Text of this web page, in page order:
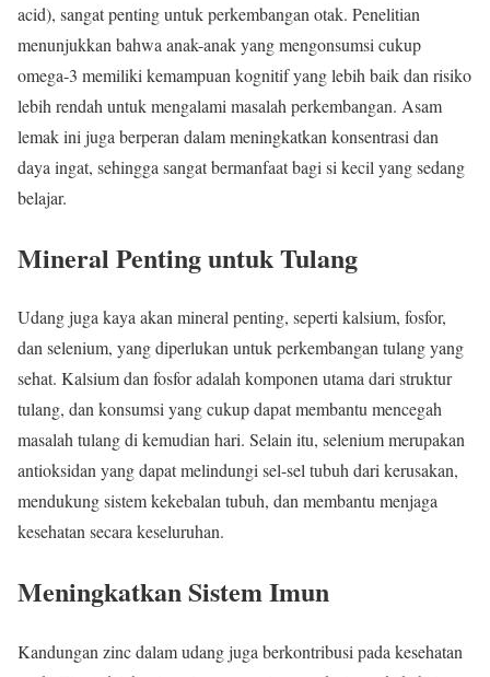
acid), sangat penting untuk perkembangan otak. Penelitian
menunjukkan bahwa anak-anak yang mengonsumsi cukup
omega-3 memiliki kemampuan kognitif yang lebih baik dan risiko
lebih rendah untuk mengalami masalah perkembangan. Asam
lemak ini juga berperan dalam meningkatkan konsentrasi dan
daya ingat, sehingga sangat bermanfaat bagi si kecil yang sedang
belajar.
Mineral Penting untuk Tulang
Udang juga kaya akan mineral penting, seperti kalsium, fosfor,
dan selenium, yang diperlukan untuk perkembangan tulang yang
sehat. Kalsium dan fosfor adalah komponen utama dari struktur
tulang, dan konsumsi yang cukup dapat membantu mencegah
masalah tulang di kemudian hari. Selain itu, selenium merupakan
antioksidan yang dapat melindungi sel-sel tubuh dari kerusakan,
mendukung sistem kekebalan tubuh, dan membantu menjaga
kesehatan secara keseluruhan.
Meningkatkan Sistem Imun
Kandungan zinc dalam udang juga berkontribusi pada kesehatan